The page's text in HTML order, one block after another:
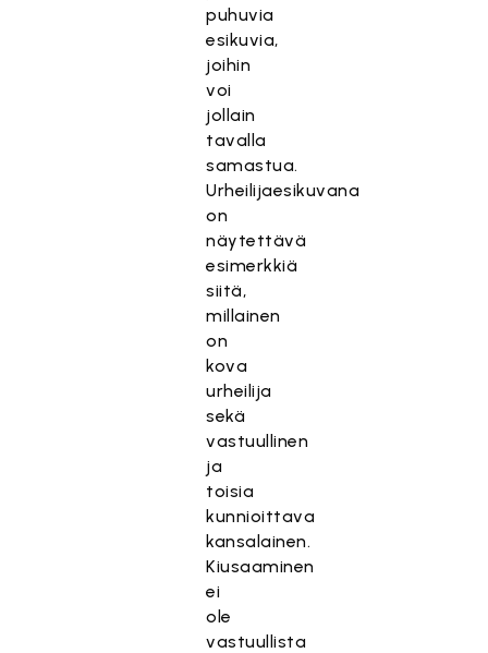
puhuvia
esikuvia,
joihin
voi
jollain
tavalla
samastua.
Urheilijaesikuvana
on
näytettävä
esimerkkiä
siitä,
millainen
on
kova
urheilija
sekä
vastuullinen
ja
toisia
kunnioittava
kansalainen.
Kiusaaminen
ei
ole
vastuullista